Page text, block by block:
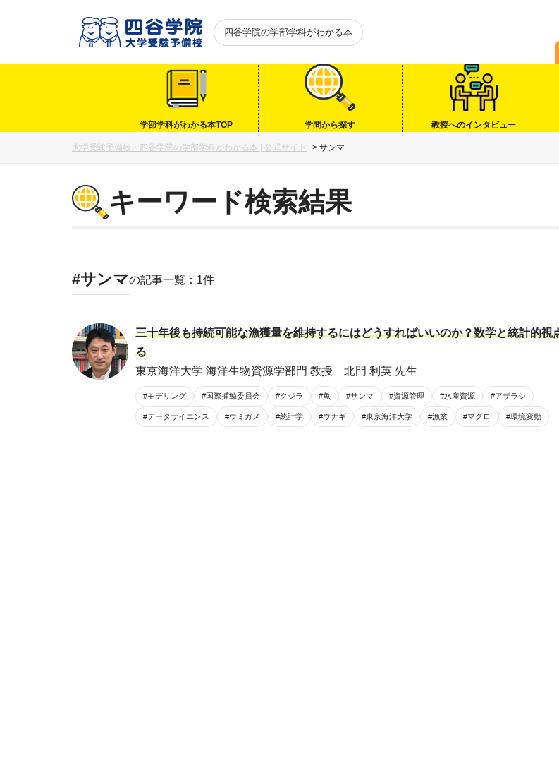
四谷学院の学部学科がわかる本
学部学科がわかる本TOP 学問から探す 教授へのインタビュー
大学受験予備校・四谷学院の学部学科がわかる本 | 公式サイト > サンマ
キーワード検索結果
#サンマの記事一覧：1件
三十年後も持続可能な漁獲量を維持するにはどうすればいいのか？数学と統計的視
る
東京海洋大学 海洋生物資源学部門 教授 北門 利英 先生
#モデリング #国際捕鯨委員会 #クジラ #魚 #サンマ #資源管理 #水産資源 #アザラシ
#データサイエンス #ウミガメ #統計学 #ウナギ #東京海洋大学 #漁業 #マグロ #環境変動